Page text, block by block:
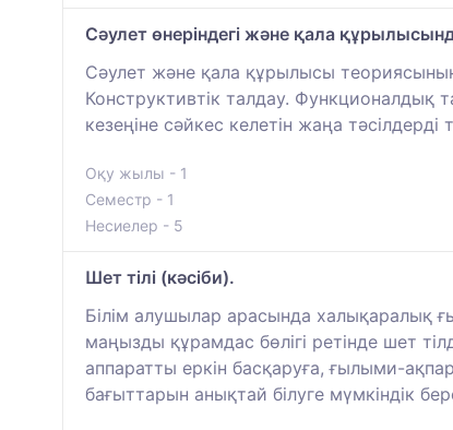
Сәулет өнеріндегі және қала
Сәулет және қала құрылысы теориясының
Конструктивтік талдау. Функционалдық
кезеңіне сәйкес келетін жаңа тәсілдерді
Оқу жылы - 1
Семестр - 1
Несиелер - 5
Шет тілі (кәсіби).
Білім алушылар арасында халықаралық
маңызды құрамдас бөлігі ретінде шет
аппаратты еркін басқаруға, ғылыми-
бағыттарын анықтай білуге мүмкіндік